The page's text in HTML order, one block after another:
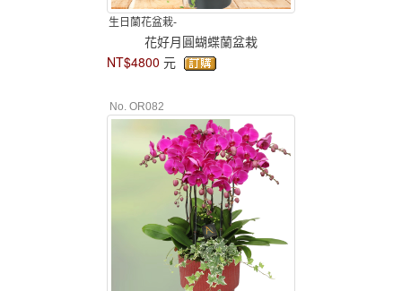
生日蘭花盆栽-
花好月圓蝴蝶蘭盆栽
NT$4800 元
No. OR082